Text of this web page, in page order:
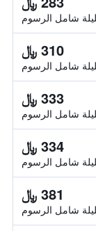
شامل الرسوم
310 ﷼
شامل الرسوم
333 ﷼
شامل الرسوم
334 ﷼
شامل الرسوم
381 ﷼
شامل الرسوم